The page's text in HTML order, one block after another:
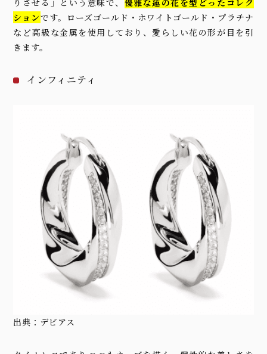
りさせる」という意味で、 優雅な蓮の花を型どったコレク
ションです。ローズゴールド・ホワイトゴールド・プラチナ
など高級な金属を使用しており、愛らしい花の形が目を引
きます。
インフィニティ
出典： デビアス